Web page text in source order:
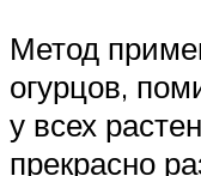
Метод
огурцов,
у всех
прекрасно